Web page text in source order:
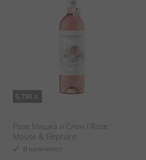
0.750 л.
Розе Мишка и Слон / Rose
Mouse & Elephant
В наличност